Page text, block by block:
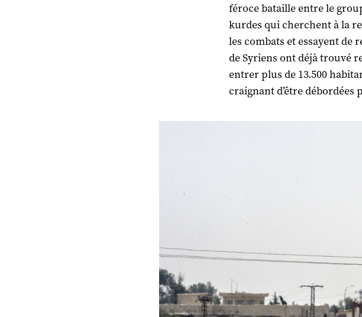
féroce bataille entre le
kurdes qui cherchent à la
les combats et essayent
de Syriens ont déjà trouvé
entrer plus de 13.500
craignant d’être